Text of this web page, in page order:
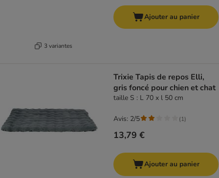
3 variantes
Ajouter au panier
Trixie Tapis de repos Elli,
gris foncé pour chien et chat
taille S : L 70 x l 50 cm
13,79 €
Avis: 2/5 (1)
Ajouter au panier